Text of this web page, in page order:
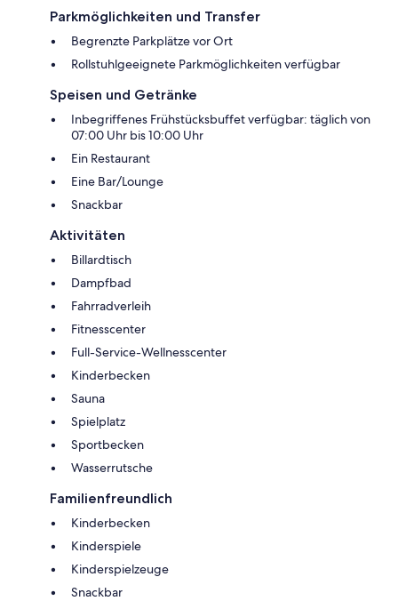
Parkmöglichkeiten und Transfer
Begrenzte Parkplätze vor Ort
Rollstuhlgeeignete Parkmöglichkeiten verfügbar
Speisen und Getränke
Inbegriffenes Frühstücksbuffet verfügbar: täglich von
07:00 Uhr bis 10:00 Uhr
Ein Restaurant
Eine Bar/Lounge
Snackbar
Aktivitäten
Billardtisch
Dampfbad
Fahrradverleih
Fitnesscenter
Full-Service-Wellnesscenter
Kinderbecken
Sauna
Spielplatz
Sportbecken
Wasserrutsche
Familienfreundlich
Kinderbecken
Kinderspiele
Kinderspielzeuge
Snackbar